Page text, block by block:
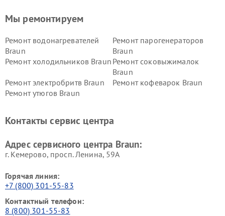
Мы ремонтируем
Ремонт водонагревателей
Braun
Ремонт парогенераторов
Braun
Ремонт холодильников Braun Ремонт соковыжималок
Braun
Ремонт электробритв Braun
Ремонт кофеварок Braun
Ремонт утюгов Braun
Контакты сервис центра
Адрес сервисного центра Braun:
г. Кемерово, просп. Ленина, 59А
Горячая линия:
+7 (800) 301-55-83
Контактный телефон:
8 (800) 301-55-83